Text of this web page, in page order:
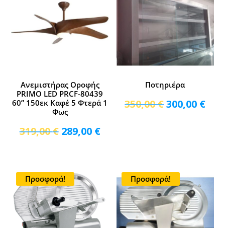
Ανεμιστήρας Οροφής
PRIMO LED PRCF-80439
60” 150εκ Καφέ 5 Φτερά 1
Φως
319,00€ Original
319,00 €.
289,00 €Η
είναι:
289,00 €.
Ποτηριέρα
350,00€Original
300,00 €Η
Προσφορά! Προσφορά!